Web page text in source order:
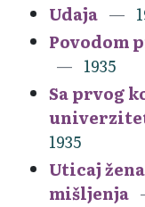
Udaja
Povodom
1935
Sa prvog
1935
Uticaj
mišljenja